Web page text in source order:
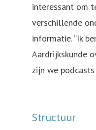
interessant om
verschillende
informatie. “Ik
Aardrijkskunde
zijn we
Structuur